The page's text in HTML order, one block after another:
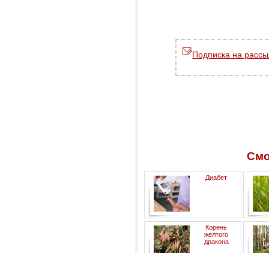
Подписка на
Диабет
Корень
желтого
дракона